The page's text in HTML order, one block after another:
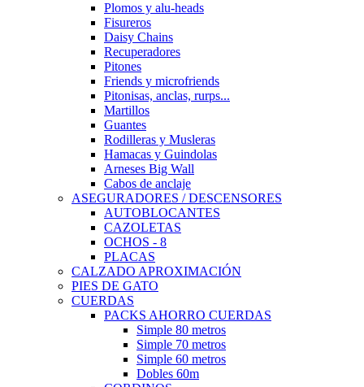
Plomos y alu-heads
Fisureros
Daisy Chains
Recuperadores
Pitones
Friends y microfriends
Pitonisas, anclas, rurps...
Martillos
Guantes
Rodilleras y Musleras
Hamacas y Guindolas
Arneses Big Wall
Cabos de anclaje
ASEGURADORES / DESCENSORES
AUTOBLOCANTES
CAZOLETAS
OCHOS - 8
PLACAS
CALZADO APROXIMACIÓN
PIES DE GATO
CUERDAS
PACKS AHORRO CUERDAS
Simple 80 metros
Simple 70 metros
Simple 60 metros
Dobles 60m